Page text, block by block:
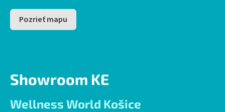
Pozrieť mapu
Showroom KE
Wellness World Košice